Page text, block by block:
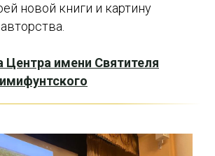
новой книги и картину
Центра имени Святителя